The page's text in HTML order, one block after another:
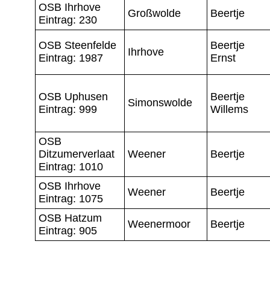
OSB Ihrhove
Eintrag: 230
Großwolde Beertje
OSB Steenfelde
Eintrag: 1987
Ihrhove
Beertje
Ernst
OSB Uphusen
Eintrag: 999
Simonswolde
Beertje
Willems
OSB
Ditzumerverlaat
Eintrag: 1010
Weener Beertje
OSB Ihrhove
Eintrag: 1075
Weener Beertje
OSB Hatzum
Eintrag: 905
Weenermoor Beertje